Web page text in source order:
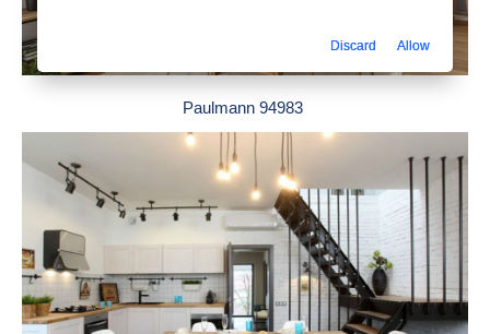
Paulmann 94983
Discard Allow